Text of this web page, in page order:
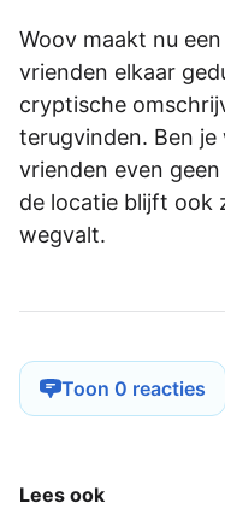
Woov maakt nu
vrienden elkaar
cryptische
terugvinden. Ben
vrienden even
de locatie blijft ook
wegvalt.
Toon 0 reacties
Lees ook